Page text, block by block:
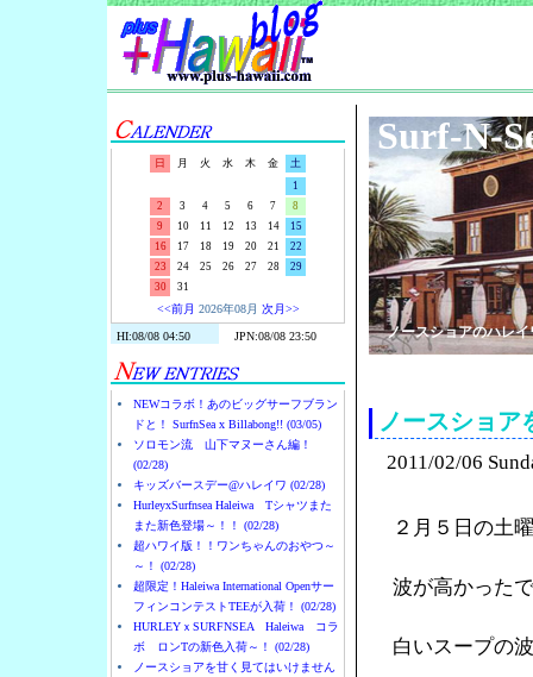
日 月 火 水 木 金
土
1
2
3 4 5 6 7
8
9
10 11 12 13 14
15
16
17 18 19 20 21
22
23
24 25 26 27 28
29
30
31
<<前月 2026年08月 次月>>
NEWコラボ！あのビッグサーフブラン
ドと！ SurfnSea x Billabong!! (03/05)
ソロモン流 山下マヌーさん編！
(02/28)
キッズバースデー@ハレイワ (02/28)
HurleyxSurfnsea Haleiwa Tシャツまた
また新色登場～！！ (02/28)
超ハワイ版！！ワンちゃんのおやつ～
～！ (02/28)
超限定！Haleiwa International Openサー
フィンコンテストTEEが入荷！ (02/28)
HURLEYｘSURFNSEA Haleiwa コラ
ボ ロンTの新色入荷～！ (02/28)
ノースショアを甘く見てはいけません
Surf-N-
ノースショアのハレ
ノースショア
2011/02/06
２月５日の土
波が高かった
白いスープの